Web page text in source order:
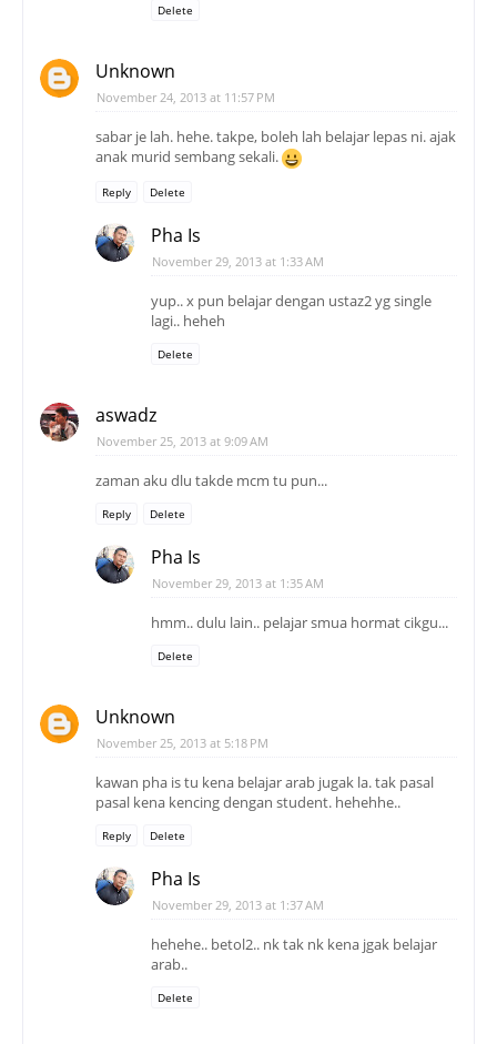
Delete
Unknown
November 24, 2013 at 11:57 PM
sabar je lah. hehe. takpe, boleh lah belajar lepas ni. ajak
anak murid sembang sekali.
Reply Delete
Pha Is
November 29, 2013 at 1:33 AM
yup.. x pun belajar dengan ustaz2 yg single
lagi.. heheh
Delete
aswadz
November 25, 2013 at 9:09 AM
zaman aku dlu takde mcm tu pun...
Reply Delete
Pha Is
November 29, 2013 at 1:35 AM
hmm.. dulu lain.. pelajar smua hormat cikgu...
Delete
Unknown
November 25, 2013 at 5:18 PM
kawan pha is tu kena belajar arab jugak la. tak pasal
pasal kena kencing dengan student. hehehhe..
Reply Delete
Pha Is
November 29, 2013 at 1:37 AM
hehehe.. betol2.. nk tak nk kena jgak belajar
arab..
Delete